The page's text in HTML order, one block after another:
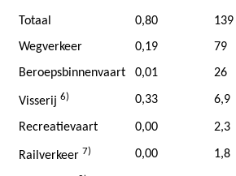
Totaal 0,80 139
Wegverkeer
0,19 79
Beroepsbinnenvaart
0,01 26
Visserij 6) 0,33 6,9
Recreatievaart 0,00 2,3
Railverkeer 7) 0,00 1,8